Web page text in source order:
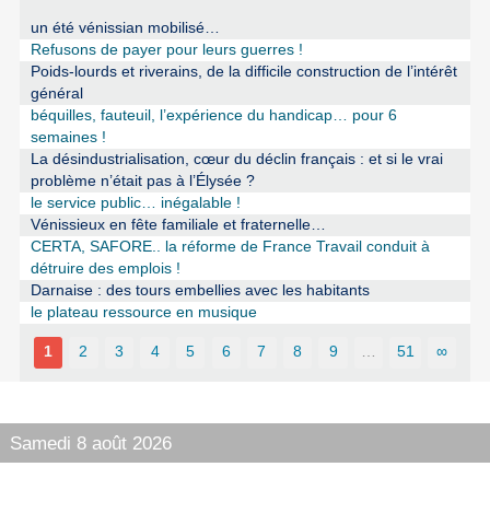
un été vénissian mobilisé…
Refusons de payer pour leurs guerres !
Poids-lourds et riverains, de la difficile construction de l’intérêt
général
béquilles, fauteuil, l’expérience du handicap… pour 6
semaines !
La désindustrialisation, cœur du déclin français : et si le vrai
problème n’était pas à l’Élysée ?
le service public… inégalable !
Vénissieux en fête familiale et fraternelle…
CERTA, SAFORE.. la réforme de France Travail conduit à
détruire des emplois !
Darnaise : des tours embellies avec les habitants
le plateau ressource en musique
1 2 3 4 5 6 7 8 9 … 51 ∞
Samedi 8 août 2026